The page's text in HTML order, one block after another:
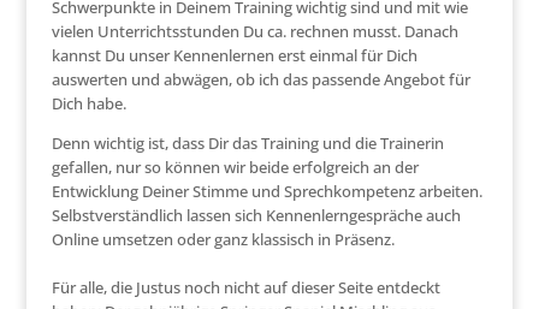
Schwerpunkte in Deinem Training wichtig sind und mit wie
vielen Unterrichtsstunden Du ca. rechnen musst. Danach
kannst Du unser Kennenlernen erst einmal für Dich
auswerten und abwägen, ob ich das passende Angebot für
Dich habe.
Denn wichtig ist, dass Dir das Training und die Trainerin
gefallen, nur so können wir beide erfolgreich an der
Entwicklung Deiner Stimme und Sprechkompetenz arbeiten.
Selbstverständlich lassen sich Kennenlerngespräche auch
Online umsetzen oder ganz klassisch in Präsenz.
Für alle, die Justus noch nicht auf dieser Seite entdeckt